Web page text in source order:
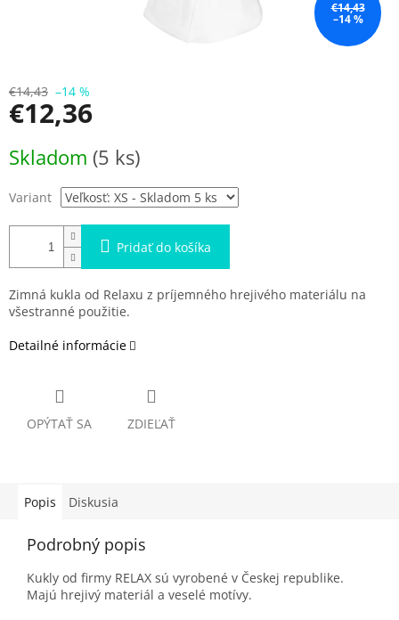
€14,43
–14 %
€14,43 –14 %
€12,36
cena:
Skladom (5 ks)
Variant
Pridať do košíka
Zimná kukla od Relaxu z príjemného hrejivého materiálu na
všestranné použitie.
Detailné informácie
OPÝTAŤ SA ZDIEĽAŤ
Popis Diskusia
Podrobný popis
Kukly od firmy RELAX sú vyrobené v Českej republike.
Majú hrejivý materiál a veselé motívy.